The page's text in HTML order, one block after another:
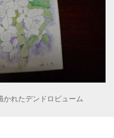
かれたデンドロビューム